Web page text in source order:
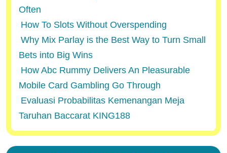
Often
How To Slots Without Overspending
Why Mix Parlay is the Best Way to Turn Small
Bets into Big Wins
How Abc Rummy Delivers An Pleasurable
Mobile Card Gambling Go Through
Evaluasi Probabilitas Kemenangan Meja
Taruhan Baccarat KING188